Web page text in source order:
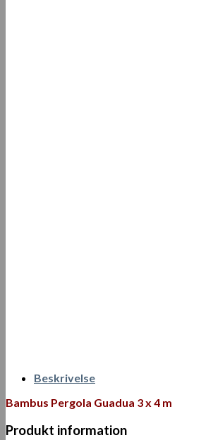
Beskrivelse
Bambus Pergola Guadua 3 x 4 m
Produkt information